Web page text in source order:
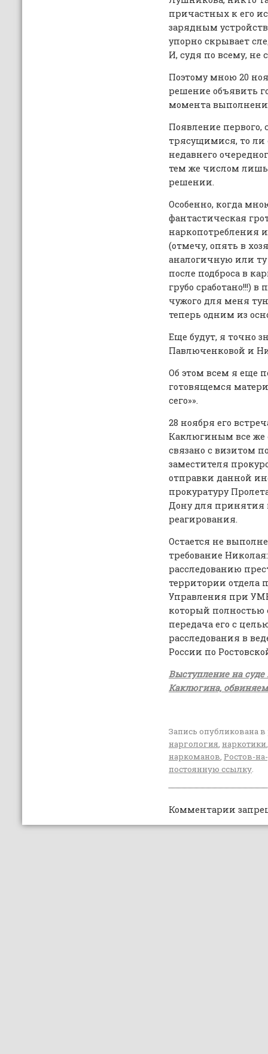
причастных к его
зарядным
упорно скрывает
И, судя по всему, не
Поэтому мною 20
решение объявить
момента
Появление первого,
трясущимися, то ли
недавнего
тем же числом
решении.
Особенно, когда
фантастическая
наркопотребления
(отмечу, опять в
аналогичную или
после подброса в
грубо сработано!!!) в
чужого для меня
теперь одним из
Еще будут, я точно
Павлюченковой и
Об этом всем я еще
готовящемся
сего»».
28 ноября его
Каклюгиным все же
связано с визитом
заместителя
отправки данной
прокуратуру
Дону для принятия
реагирования.
Остается не
требование
расследованию
территории отдела
Управления при
который полностью
передача его с
расследования в
России по
Выступление на суде
Каклюгина,
Запись опубликована
наргология, наркотики
наркоманов, Ростов-
постоянную ссылку.
Комментарии